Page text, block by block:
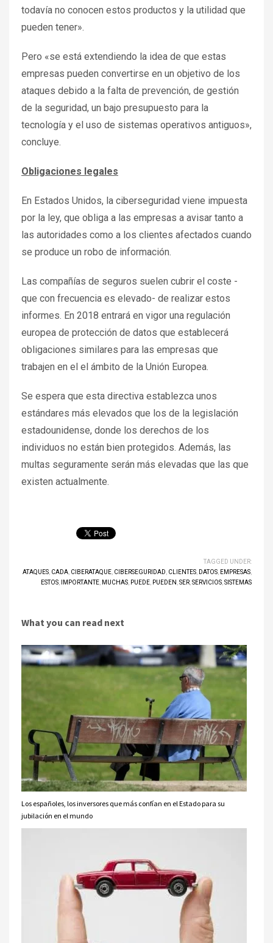
todavía no conocen estos productos y la utilidad que
pueden tener».
Pero «se está extendiendo la idea de que estas
empresas pueden convertirse en un objetivo de los
ataques debido a la falta de prevención, de gestión
de la seguridad, un bajo presupuesto para la
tecnología y el uso de sistemas operativos antiguos»,
concluye.
Obligaciones legales
En Estados Unidos, la ciberseguridad viene impuesta
por la ley, que obliga a las empresas a avisar tanto a
las autoridades como a los clientes afectados cuando
se produce un robo de información.
Las compañías de seguros suelen cubrir el coste -
que con frecuencia es elevado- de realizar estos
informes. En 2018 entrará en vigor una regulación
europea de protección de datos que establecerá
obligaciones similares para las empresas que
trabajen en el el ámbito de la Unión Europea.
Se espera que esta directiva establezca unos
estándares más elevados que los de la legislación
estadounidense, donde los derechos de los
individuos no están bien protegidos. Además, las
multas seguramente serán más elevadas que las que
existen actualmente.
TAGGED UNDER:
ATAQUES, CADA, CIBERATAQUE, CIBERSEGURIDAD, CLIENTES, DATOS, EMPRESAS,
ESTOS, IMPORTANTE, MUCHAS, PUEDE, PUEDEN ,SER,SERVICIOS,SISTEMAS
What you can read next
Los españoles, los inversores que más confían en el Estado para su
jubilación en el mundo